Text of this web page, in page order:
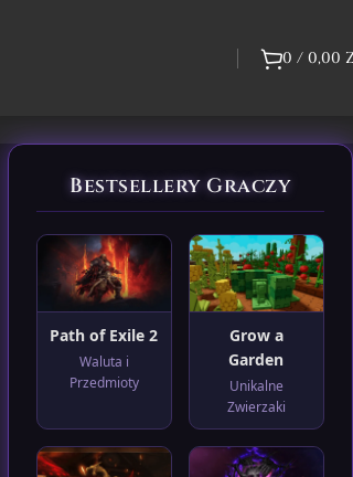
0 / 0,00
Bestsellery Graczy
Path of Exile 2
Waluta i
Przedmioty
Grow a
Garden
Unikalne
Zwierzaki